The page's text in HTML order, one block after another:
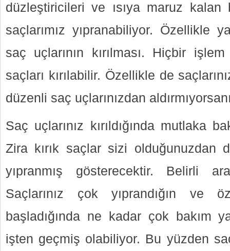
düzleştiricileri ve ısıya maruz kalan
saçlarımız yıpranabiliyor. Özellikle
saç uçlarının kırılması. Hiçbir
saçları kırılabilir. Özellikle de
düzenli saç uçlarınızdan
Saç uçlarınız kırıldığında mutlaka
Zira kırık saçlar sizi olduğunuzdan
yıpranmış gösterecektir. Belirli
Saçlarınız çok yıprandığın ve
başladığında ne kadar çok bakım
işten geçmiş olabiliyor. Bu yüzden saç